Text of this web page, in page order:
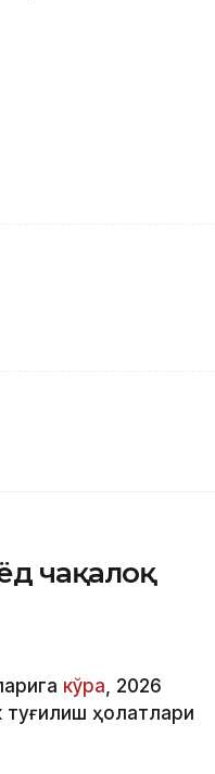
чақалоқ
кўра, 2026
ҳолатлари